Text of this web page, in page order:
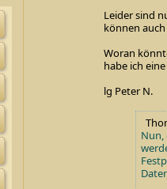
Leider sind
können
Woran
habe ich
lg Peter N.
Nun,